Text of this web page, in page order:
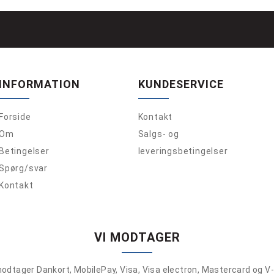
svar
KUNDESERVICE
Kontakt
Salgs- og
leveringsbetingelser
VI MODTAGER
Dankort, MobilePay, Visa, Visa electron, Mastercard og